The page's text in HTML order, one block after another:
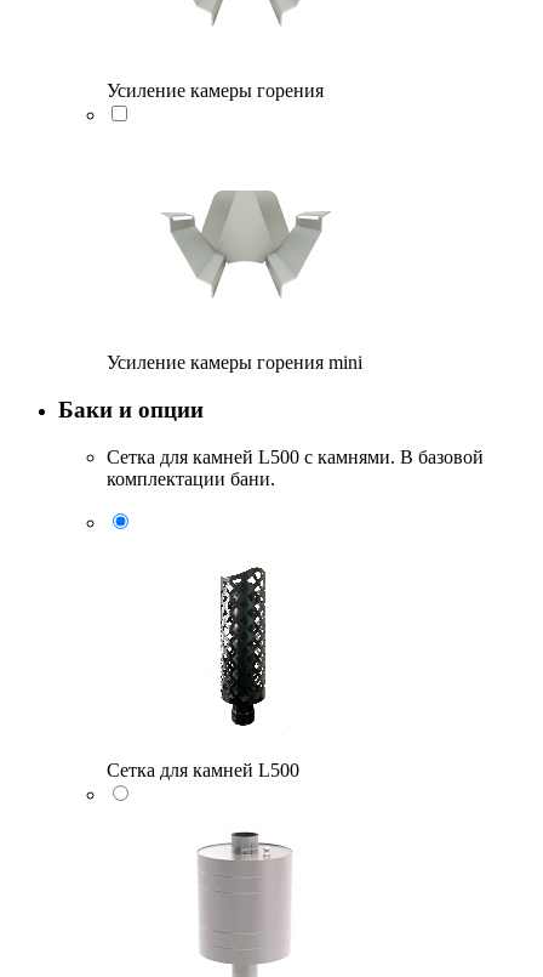
Усиление камеры горения
Усиление камеры горения mini
Баки и опции
Сетка для камней L500 с камнями. В базовой
комплектации бани.
Сетка для камней L500